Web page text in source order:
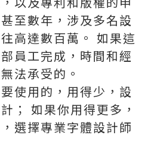
至數年，涉及多名設
高達數百萬。 如果這
員工完成，時間和經
法承受的。
使用的，用得少，設
； 如果你用得更多，
選擇專業字體設計師